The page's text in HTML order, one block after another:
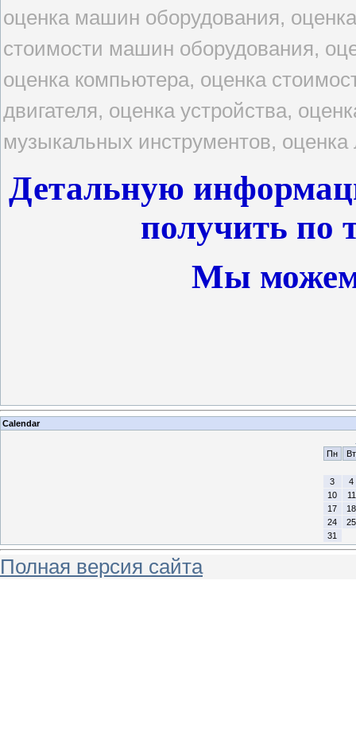
оценка машин оборудования,
стоимости машин оборудования,
оценка компьютера, оценка
двигателя, оценка устройства,
музыкальных инструментов, оценка
Детальную
получить по
Мы
Calendar
Пн
Вт
3
4
10
11
17
18
24
25
31
Полная версия сайта